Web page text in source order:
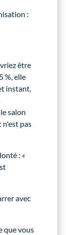
:
être
%, elle
instant,
salon
pas
: «
avec
que vous